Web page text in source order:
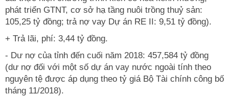
phát triển GTNT, cơ sở hạ tầng nuôi trồng thuỷ sản:
105,25 tỷ đồng; trả nợ vay Dự án RE II: 9,51 tỷ đồng).
+ Trả lãi, phí: 3,44 tỷ đồng.
- Dư nợ của tỉnh đến cuối năm 2018: 457,584 tỷ đồng
(dư nợ đối với một số dự án vay nước ngoài tính theo
nguyên tệ được áp dụng theo tỷ giá Bộ Tài chính công bố
tháng 11/2018).